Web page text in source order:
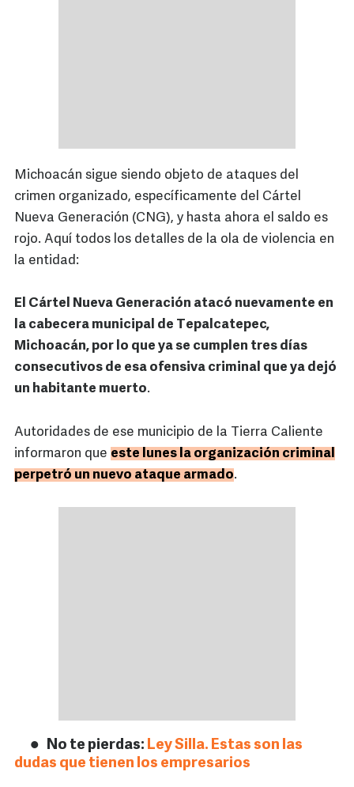
Michoacán sigue siendo objeto de ataques del
crimen organizado, específicamente del Cártel
Nueva Generación (CNG), y hasta ahora el saldo es
rojo. Aquí todos los detalles de la ola de violencia en
la entidad:
El Cártel Nueva Generación atacó nuevamente en
la cabecera municipal de Tepalcatepec,
Michoacán, por lo que ya se cumplen tres días
consecutivos de esa ofensiva criminal que ya dejó
un habitante muerto.
Autoridades de ese municipio de la Tierra Caliente
informaron que este lunes la organización criminal
perpetró un nuevo ataque armado.
No te pierdas: Ley Silla. Estas son las
dudas que tienen los empresarios